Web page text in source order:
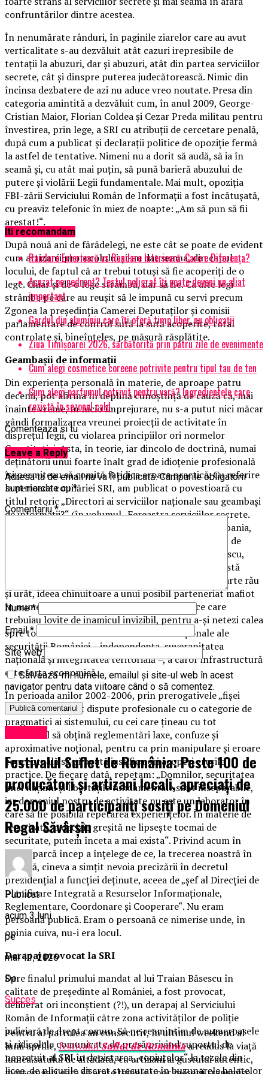
confruntărilor dintre acestea.
În nenumărate rânduri, în paginile ziarelor care au avut
verticalitate s-au dezvăluit atât cazuri irepresibile de
tentații la abuzuri, dar și abuzuri, atât din partea serviciilor
secrete, cât și dinspre puterea judecătorească. Nimic din
încinsa dezbatere de azi nu aduce vreo noutate. Presa din
categoria amintită a dezvăluit cum, în anul 2009, George-
Cristian Maior, Florian Coldea și Cezar Preda militau pentru
învestirea, prin lege, a SRI cu atribuții de cercetare penală,
după cum a publicat și declarații politice de opoziție fermă
la astfel de tentative. Nimeni nu a dorit să audă, să ia în
seamă și, cu atât mai puțin, să pună barieră abuzului de
putere și violării Legii fundamentale. Mai mult, opoziția
FBI-zării Serviciului Român de Informații a fost încătușată,
cu preaviz telefonic în miez de noapte: „Am să pun să fii
arestat!“.
După nouă ani de fărădelegi, ne este cât se poate de evident
cum artizanii protocolului și-au dat seama, din capul
locului, de faptul că ar trebui totuși să fie acoperiți de o
lege. Chiar și de o lege strâmbă, dar să fie. Ca alte legi
strâmbe pe care au reușit să le impună cu servi precum
Zgonea la președinția Camerei Deputaților și comisii
parlamentare de control sută la sută acoperite, total
controlate și, bineînțeles, pe măsură răsplătite.
Geambașii de informații
Din experiența personală în materie, de aproape patru
decenii, pot afirma în deplină cunoștință de cauză că, mai
înainte vreme, în nicio împrejurare, nu s-a putut nici măcar
gândi formalizarea vreunei proiecții de activitate în
disprețul legii, cu violarea principiilor ori normelor
Constituției. Asta, în teorie, iar dincolo de doctrină, numai
deținătorii unui foarte înalt grad de idioțenie profesională
își permiteau să comită fatidica eroare practică. Cu referire
la perioada copilăriei SRI, am publicat o povestioară cu
titlul retoric „Directori ai serviciilor naționale sau geambași
de informații?“ (în volumul „Fereastra serviciilor secrete.
România în jocul strategiilor globale“, Editura Compania,
2011, pp. 49-51), care este confirmată independent de
“ (Cornel Nistorescu,
Cotidianul, joi, 12 aprilie 2018). De ce am făcut această
paranteză? Fiindcă nu-mi dă pace intuiția a ceva foarte rău
și urât, ideea chinuitoare a unui posibil parteneriat mafiot
în numele unor respectabile autorități publice care
trebuiau lovite de inamicul invizibil, pentru a-și netezi calea
spre totala anulare a atributelor constituționale ale
securității României – independența, suveranitatea
națională și integritatea teritorială –, a căror infrastructură
este forța economică.
În perioada anilor 2002-2006, prin prerogativele „fișei
postului“, am avut dispute profesionale cu o categorie de
pragmatici ai sistemului, cu cei care țineau cu tot
dinadinsul să obțină reglementări laxe, confuze și
aproximative noțional, pentru ca prin manipulare și eroare
conceptuală să-și poată justifica ori acoperi erorile
practice. De fiecare dată, repetam: „Domnilor, securitatea
unei națiuni și libertățile fundamentale sunt inseparabile,
iar domeniul nostru de activitate nu este un laborator în
care să fie posibilă repetarea experiențelor. În materie de
securitate, o decizie greșită ne lipsește tocmai de
securitate, putem înceta a mai exista“. Privind acum în
urmă, parcă încep a înțelege de ce, la trecerea noastră în
rezervă, cineva a simțit nevoia precizării în decretul
prezidențial a funcției deținute, aceea de „șef al Direcției de
Planificare Integrată a Resurselor Informaționale,
Reglementare, Coordonare și Cooperare“. Nu eram
persoană publică. Eram o persoană ce nimerise unde, în
opinia cuiva, nu-i era locul.
Derapaj provocat la SRI
Spre finalul primului mandat al lui Traian Băsescu în
calitate de președinte al României, a fost provocat,
deliberat ori inconștient (?!), un derapaj al Serviciului
Român de Informații către zona activităților de poliție
judiciară de drept comun. Să ne reamintim de numeroasele
și ridicolele comunicate de presă privind suportul de
neprețuit al SRI în depistarea „copiuțelor“ la tezele din
licee, de plicurile discret strecurate în buzunarele halatelor
Iti recomandam
Randare Exterioară vs Randare Interioară: Care e Diferența?
Acuzat pe nedrept? Testul poligraf îţi poate deveni un aliat
important
Gardul din aluminiu care îți oferă timp liber, nu obligații
Ziua Timișoarei 2026, sărbătorită prin patru zile de evenimente
Cum alegi cosmetice coreene potrivite pentru tipul tau de ten
Cum alegi parfumul potrivit pentru vară? Ingredientele care
rezistă în sezonul cald
Comenteaza si tu
Leave a Reply
Adresa ta de email nu va fi publicată. Câmpurile obligatorii
sunt marcate cu*
Comentariu*
Nume*
Email*
Site web
Salvează-mi numele, emailul și site-ul web în acest
navigator pentru data viitoare când o să comentez.
Festivalul Suflet de România: Peste 100 de
producători și artizani locali, apreciați de
25.000 de participanți sosiți pe Domeniul
Regal Săvârșin
Publicat
acum 3 luni
pe
mai 11, 2026
De
Succes
Pentru al patrulea an consecutiv, în ultimul weekend al
lunii aprilie,festivalulSuflet de Româniaa readus la viață
lumea satului de altădată, cu artizani ai gustului autentic,